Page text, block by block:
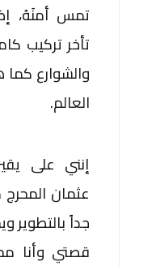
تمس أمنَهُ،
تأخر تركيب
والشوارع
العالم.
إنني على
عثمان
جداً بالتطوير
قصتي وأنا